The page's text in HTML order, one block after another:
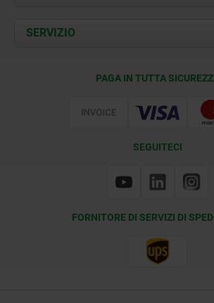
Contatti
Documents
SERVIZIO
PAGA IN TUTTA
SEGUITECI
FORNITORE DI SERVIZI DI